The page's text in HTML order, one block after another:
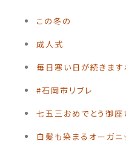
この冬の
️成人式
毎日寒い日が続きます
#石岡市リブレ
七五三おめでとう御座
白髪も染まるオーガニ